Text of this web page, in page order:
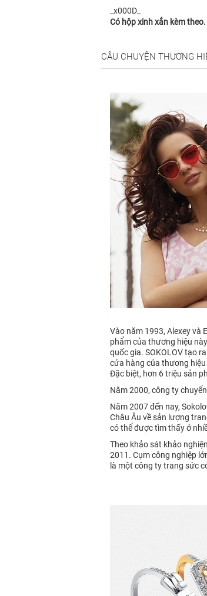
_x000D_
Có hộp xinh xắn kèm theo.
CÂU CHUYỆN THƯƠNG
Vào năm 1993, Alexey và
phẩm của thương hiệu
quốc gia. SOKOLOV tạo
cửa hàng của thương
Đặc biệt, hơn 6 triệu sản
Năm 2000, công ty
Năm 2007 đến nay,
Châu Âu về sản lượng
có thể được tìm thấy ở
Theo khảo sát khảo
2011. Cụm công nghiệp
là một công ty trang sức